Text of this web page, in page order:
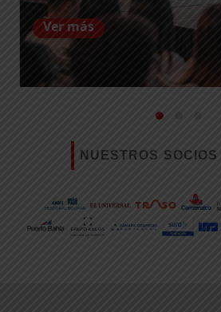
Ver más
NUESTROS